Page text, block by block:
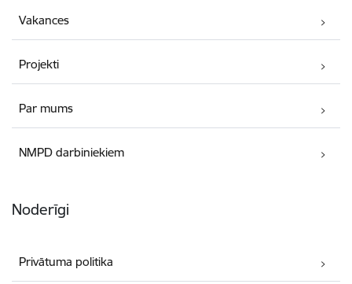
Vakances
Projekti
Par mums
NMPD darbiniekiem
Noderīgi
Privātuma politika